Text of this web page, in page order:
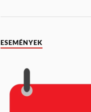
ESEMÉNYEK